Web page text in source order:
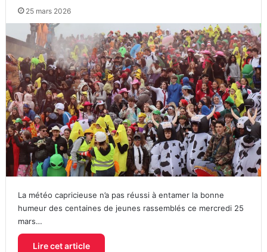
25 mars 2026
La météo capricieuse n’a pas réussi à entamer la bonne
humeur des centaines de jeunes rassemblés ce mercredi 25
mars…
Lire cet article